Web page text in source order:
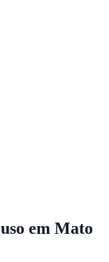
em Mato